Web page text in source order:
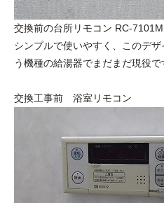
交換前の台所リモコン RC-7101M
シンプルで使いやすく、このデ
う機種の給湯器でまだまだ現役で
交換工事前 浴室リモコン